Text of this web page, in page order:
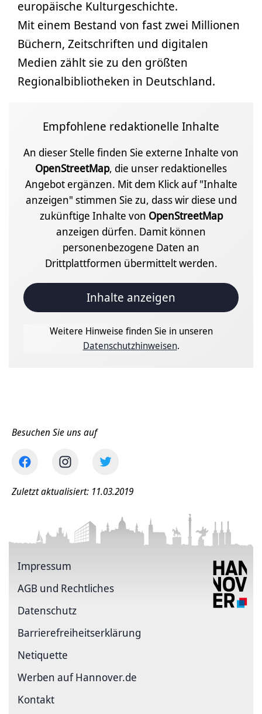
europäische Kulturgeschichte.
Mit einem Bestand von fast zwei Millionen
Büchern, Zeitschriften und digitalen
Medien zählt sie zu den größten
Regionalbibliotheken in Deutschland.
Empfohlene redaktionelle Inhalte
An dieser Stelle finden Sie externe Inhalte von
OpenStreetMap, die unser redaktionelles
Angebot ergänzen. Mit dem Klick auf "Inhalte
anzeigen" stimmen Sie zu, dass wir diese und
zukünftige Inhalte von OpenStreetMap
anzeigen dürfen. Damit können
personenbezogene Daten an
Drittplattformen übermittelt werden.
Inhalte anzeigen
Weitere Hinweise finden Sie in unseren
Datenschutzhinweisen.
Besuchen Sie uns auf
Zuletzt aktualisiert: 11.03.2019
Impressum
AGB und Rechtliches
Datenschutz
Barriere­freiheits­erklärung
Netiquette
Werben auf Hannover.de
Kontakt